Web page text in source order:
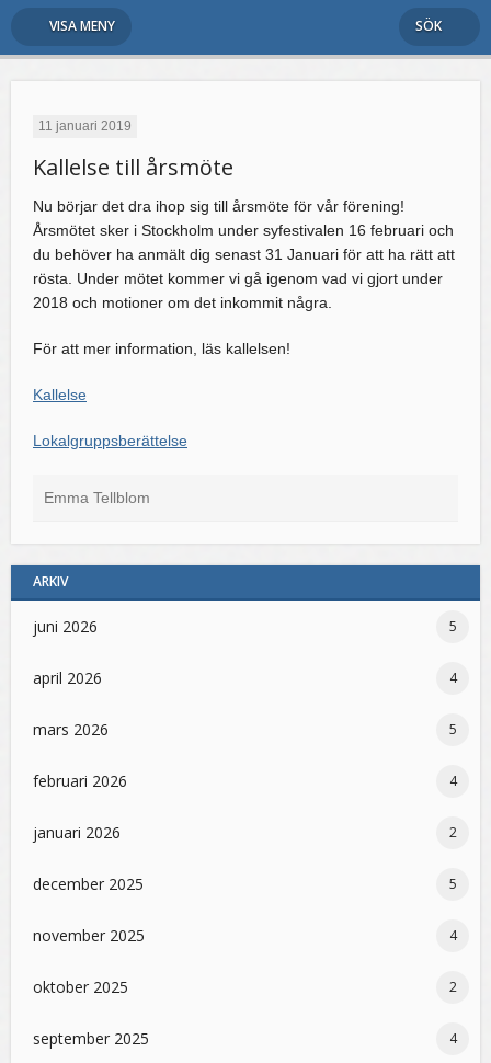
VISA MENY SÖK
11 januari 2019
Kallelse till årsmöte
Nu börjar det dra ihop sig till årsmöte för vår förening!
Årsmötet sker i Stockholm under syfestivalen 16 februari och
du behöver ha anmält dig senast 31 Januari för att ha rätt att
rösta. Under mötet kommer vi gå igenom vad vi gjort under
2018 och motioner om det inkommit några.
För att mer information, läs kallelsen!
Kallelse
Lokalgruppsberättelse
Emma Tellblom
ARKIV
juni 2026 5
april 2026 4
mars 2026 5
februari 2026 4
januari 2026 2
december 2025 5
november 2025 4
oktober 2025 2
september 2025 4